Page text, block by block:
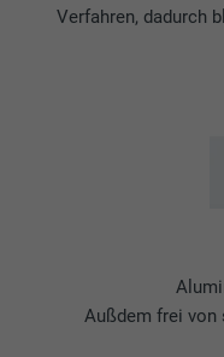
Verfahren, dadurch
Außdem frei von